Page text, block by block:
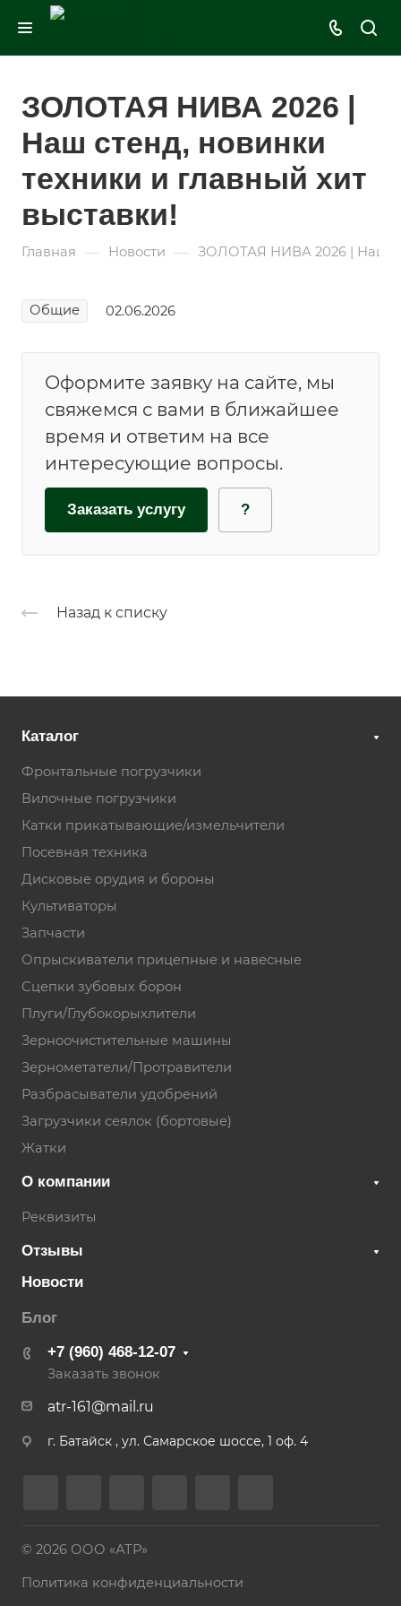
ЗОЛОТАЯ НИВА 2026 |
Наш стенд, новинки
техники и главный хит
выставки!
Главная — Новости — ЗОЛОТАЯ НИВА 2026 | Наш
Общие 02.06.2026
Оформите заявку на сайте, мы
свяжемся с вами в ближайшее
время и ответим на все
интересующие вопросы.
Заказать услугу ?
Назад к списку
Каталог
Фронтальные погрузчики
Вилочные погрузчики
Катки прикатывающие/измельчители
Посевная техника
Дисковые орудия и бороны
Культиваторы
Запчасти
Опрыскиватели прицепные и навесные
Сцепки зубовых борон
Плуги/Глубокорыхлители
Зерноочистительные машины
Зернометатели/Протравители
Разбрасыватели удобрений
Загрузчики сеялок (бортовые)
Жатки
О компании
Реквизиты
Отзывы
Новости
Блог
+7 (960) 468-12-07
Заказать звонок
atr-161@mail.ru
г. Батайск , ул. Самарское шоссе, 1 оф. 4
© 2026 ООО «АТР»
Политика конфиденциальности